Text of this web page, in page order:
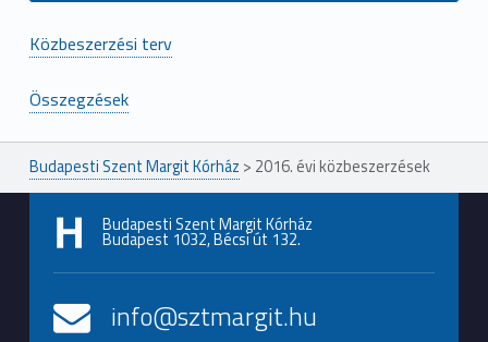
Közbeszerzési terv
Összegzések
Ugrás a főmenühöz
Budapesti Szent Margit Kórház > 2016. évi közbeszerzések
Budapesti Szent Margit Kórház
Budapest 1032, Bécsi út 132.
info@sztmargit.hu